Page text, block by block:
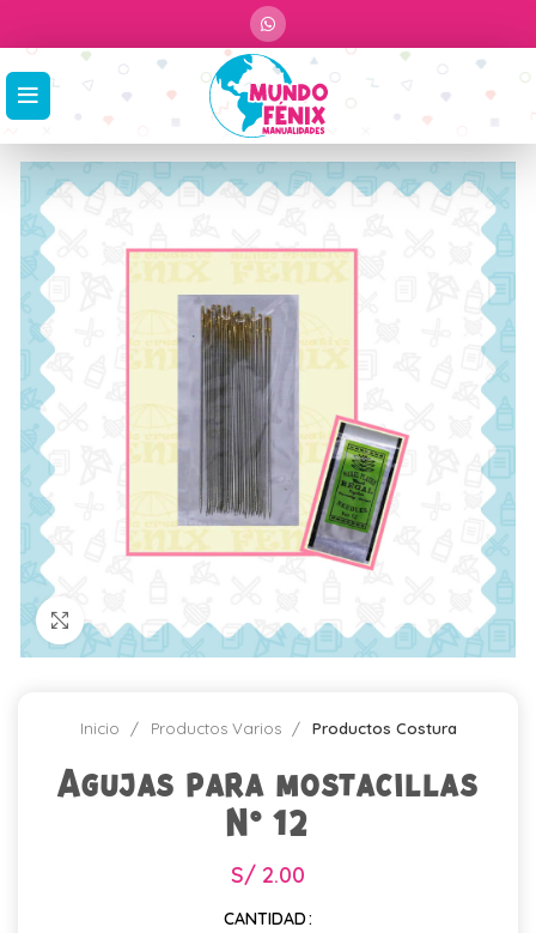
Click para agrandar
Inicio Productos Varios Productos Costura
Agujas para mostacillas
N° 12
S/ 2.00
CANTIDAD